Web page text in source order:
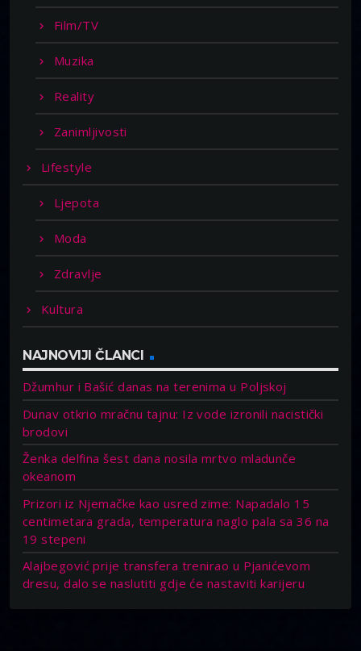
Film/TV
Muzika
Reality
Zanimljivosti
Lifestyle
Ljepota
Moda
Zdravlje
Kultura
NAJNOVIJI ČLANCI
Džumhur i Bašić danas na terenima u Poljskoj
Dunav otkrio mračnu tajnu: Iz vode izronili nacistički
brodovi
Ženka delfina šest dana nosila mrtvo mladunče
okeanom
Prizori iz Njemačke kao usred zime: Napadalo 15
centimetara grada, temperatura naglo pala sa 36 na
19 stepeni
Alajbegović prije transfera trenirao u Pjanićevom
dresu, dalo se naslutiti gdje će nastaviti karijeru